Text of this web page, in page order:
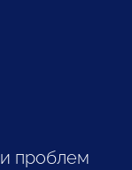
проблем